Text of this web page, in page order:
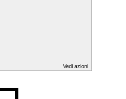
Vedi azioni